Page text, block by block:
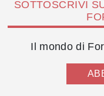
SOTTOSCRIVI
Il mondo di